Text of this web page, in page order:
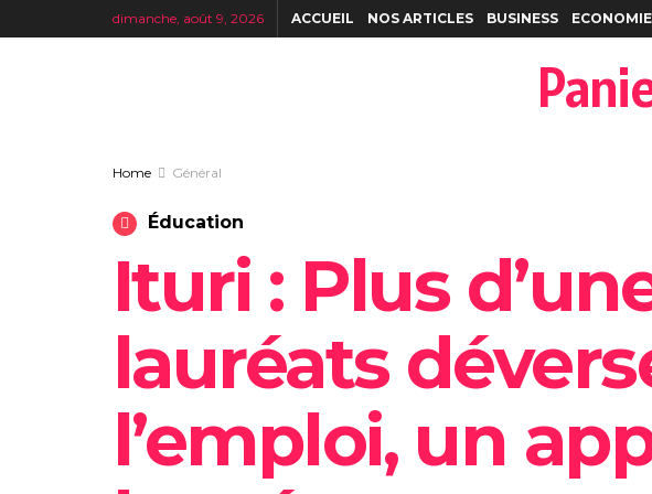
dimanche, août 9, 2026 ACCUEIL NOS ARTICLES BUSINESS ECONOMIE
Home Général
Éducation
Ituri : Plus
lauréats
l’emploi, un